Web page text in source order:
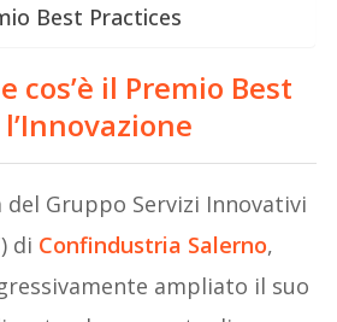
Best Practices
cos’è il Premio Best
Gruppo Servizi Innovativi
di Confindustria Salerno,
ampliato il suo